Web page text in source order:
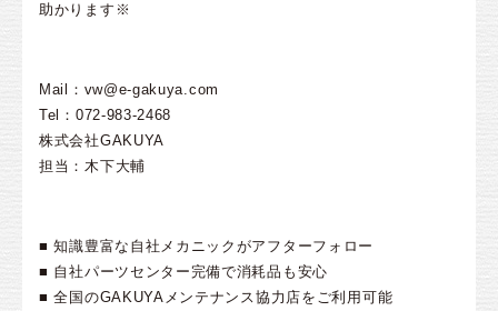
助かります※
Mail：vw@e-gakuya.com
Tel：072-983-2468
株式会社GAKUYA
担当：木下大輔
■ 知識豊富な自社メカニックがアフターフォロー
■ 自社パーツセンター完備で消耗品も安心
■ 全国のGAKUYAメンテナンス協力店をご利用可能